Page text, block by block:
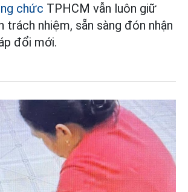
chức TPHCM vẫn luôn giữ
trách nhiệm, sẵn sàng đón nhận
đổi mới.